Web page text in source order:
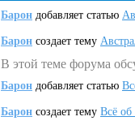
Барон добавляет статью
Барон создает тему
В этой теме форума
Барон добавляет статью
Барон создает тему Всё об